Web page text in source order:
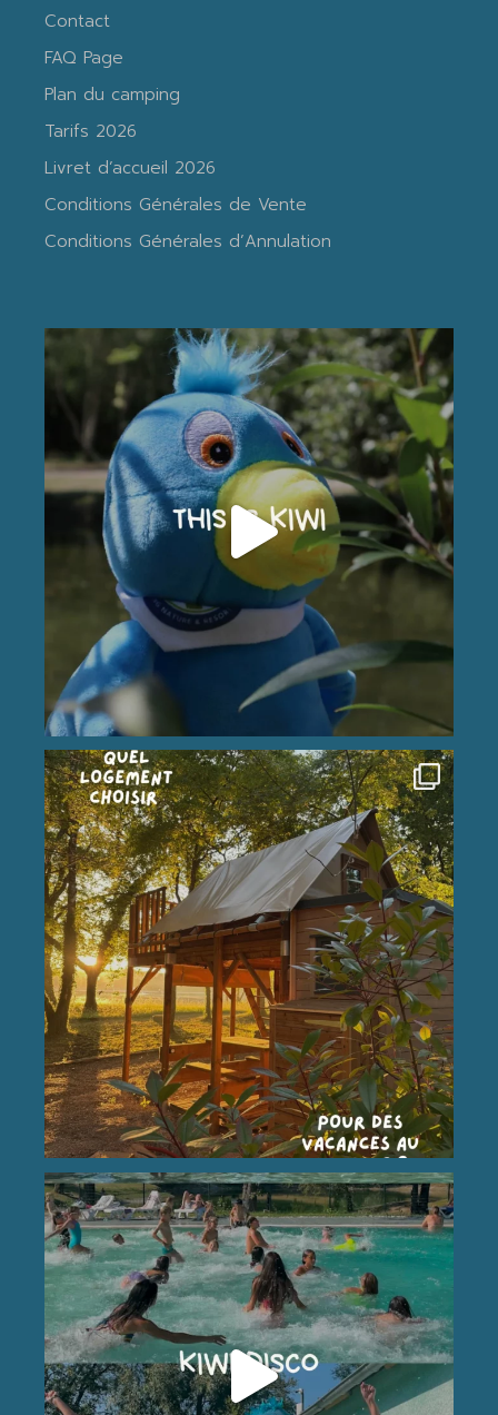
Contact
FAQ Page
Plan du camping
Tarifs 2026
Livret d’accueil 2026
Conditions Générales de Vente
Conditions Générales d’Annulation